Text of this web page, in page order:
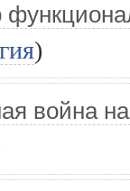
)
война